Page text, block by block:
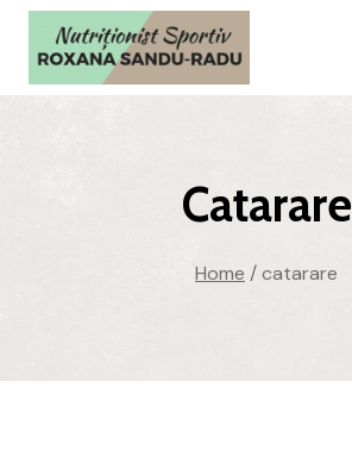
Skip
content
Catarare
Home /catarare